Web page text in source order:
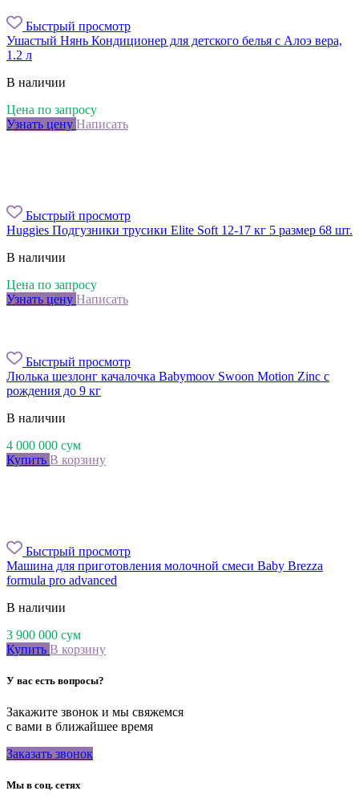
Быстрый просмотр
Ушастый Нянь Кондиционер для детского белья с Алоэ вера,
1.2 л
В наличии
Цена по запросу
Узнать цену Написать
Быстрый просмотр
Huggies Подгузники трусики Elite Soft 12-17 кг 5 размер 68 шт.
В наличии
Цена по запросу
Узнать цену Написать
Быстрый просмотр
Люлька шезлонг качалочка Babymoov Swoon Motion Zinc с
рождения до 9 кг
В наличии
4 000 000 сум
Купить В корзину
Быстрый просмотр
Машина для приготовления молочной смеси Baby Brezza
formula pro advanced
В наличии
3 900 000 сум
Купить В корзину
У вас есть вопросы?
Закажите звонок и мы свяжемся
с вами в ближайшее время
Заказать звонок
Мы в соц. сетях